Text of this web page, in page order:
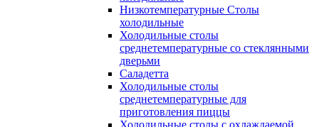
Низкотемпературные Столы
холодильные
Холодильные столы
среднетемпературные со стеклянными
дверьми
Саладетта
Холодильные столы
среднетемпературные для
приготовления пиццы